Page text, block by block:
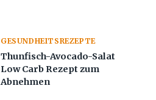
GESUNDHEITSREZEPTE
Thunfisch-Avocado-Salat
Low Carb Rezept zum
Abnehmen